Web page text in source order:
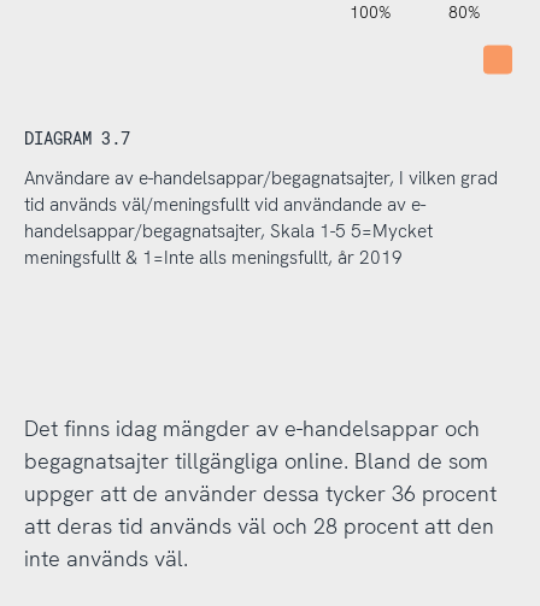
-40%
-20% 80%
100%
120%
140%
DIAGRAM 3.7
Användare av e-handelsappar/begagnatsajter, I vilken grad
tid används väl/meningsfullt vid användande av e-
handelsappar/begagnatsajter, Skala 1-5 5=Mycket
meningsfullt & 1=Inte alls meningsfullt, år 2019
Det finns idag mängder av e-handelsappar och
begagnatsajter tillgängliga online. Bland de som
uppger att de använder dessa tycker 36 procent
att deras tid används väl och 28 procent att den
inte används väl.